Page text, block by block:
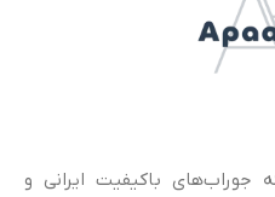
جوراب‌های باکیفیت ایرانی و